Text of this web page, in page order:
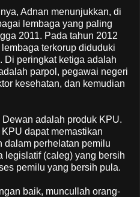
Adnan menunjukkan, di
lembaga yang paling
2011. Pada tahun 2012
terkorup diduduki
Di peringkat ketiga adalah
parpol, pegawai negeri
kesehatan, dan kemudian
adalah produk KPU.
dapat memastikan
dalam perhelatan pemilu
legislatif (caleg) yang bersih
pemilu yang bersih pula.
baik, muncullah orang-